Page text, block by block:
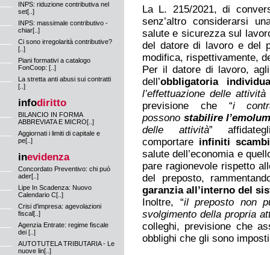
INPS: riduzione contributiva nel
set[..]
INPS: massimale contributivo -
chiar[..]
Ci sono irregolarità contributive?
[..]
Piani formativi a catalogo
FonCoop: [..]
La stretta anti abusi sui contratti
[..]
infodiritto
BILANCIO IN FORMA
ABBREVIATA E MICRO[..]
Aggiornati i limiti di capitale e
pe[..]
inevidenza
Concordato Preventivo: chi può
ader[..]
Lipe In Scadenza: Nuovo
Calendario C[..]
Crisi d'impresa: agevolazioni
fiscal[..]
Agenzia Entrate: regime fiscale
dei [..]
AUTOTUTELA TRIBUTARIA - Le
nuove lin[..]
La L. 215/2021, di
senz’altro considerarsi
salute e sicurezza sul
del datore di lavoro e del
modifica, rispettivamente,
Per il datore di lavoro,
dell’obbligatoria
l’effettuazione delle
previsione che “i
possono stabilire
delle attività”
comportare infiniti
salute dell’economia e
pare ragionevole rispetto
del preposto,
garanzia all’interno del
Inoltre, “il preposto non
svolgimento della propria
colleghi, previsione che
obblighi che gli sono